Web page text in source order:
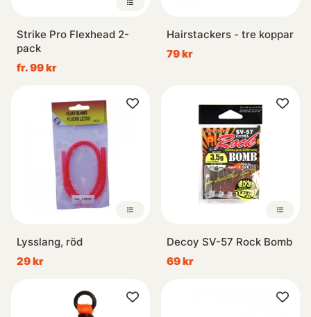
Strike Pro Flexhead 2-
pack
fr. 99 kr
Hairstackers - tre koppar
79 kr
Lysslang, röd
29 kr
Decoy SV-57 Rock Bomb
69 kr